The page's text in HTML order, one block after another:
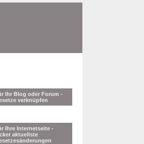
Ihr Blog oder Forum -
verknüpfen
Ihre Internetseite -
aktuellste